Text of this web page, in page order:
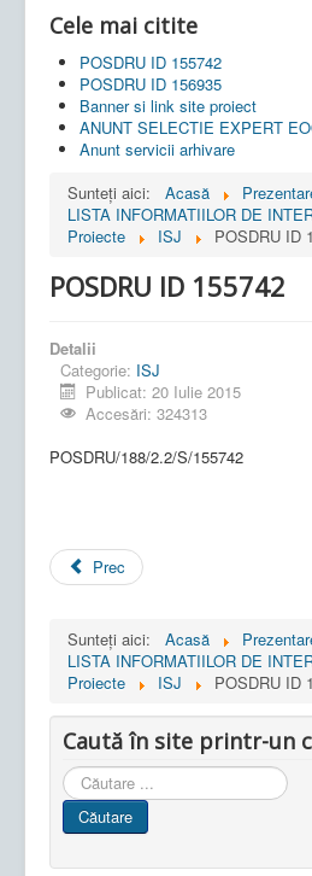
Cele mai citite
POSDRU ID 155742
POSDRU ID 156935
Banner si link site proiect
ANUNT SELECTIE EXPERT
Anunt servicii arhivare
Sunteți aici:
Acasă
LISTA INFORMATIILOR DE
Proiecte
ISJ POSDRU ID
POSDRU ID 155742
Detalii
Categorie: ISJ
Publicat: 20 Iulie 2015
Accesări: 324313
POSDRU/188/2.2/S/155742
Prec
Sunteți aici: Acasă
LISTA INFORMATIILOR DE
Proiecte
ISJ POSDRU ID
Caută în site printr-un
Cauta
in
site
Căutare